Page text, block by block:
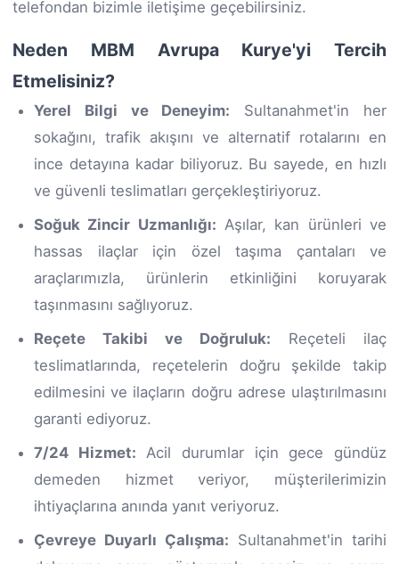
telefondan bizimle iletişime geçebilirsiniz.
Neden MBM Avrupa Kurye'yi Tercih
Etmelisiniz?
Yerel Bilgi ve Deneyim: Sultanahmet'in her
sokağını, trafik akışını ve alternatif rotalarını en
ince detayına kadar biliyoruz. Bu sayede, en hızlı
ve güvenli teslimatları gerçekleştiriyoruz.
Soğuk Zincir Uzmanlığı: Aşılar, kan ürünleri ve
hassas ilaçlar için özel taşıma çantaları ve
araçlarımızla, ürünlerin etkinliğini koruyarak
taşınmasını sağlıyoruz.
Reçete Takibi ve Doğruluk: Reçeteli ilaç
teslimatlarında, reçetelerin doğru şekilde takip
edilmesini ve ilaçların doğru adrese ulaştırılmasını
garanti ediyoruz.
7/24 Hizmet: Acil durumlar için gece gündüz
demeden hizmet veriyor, müşterilerimizin
ihtiyaçlarına anında yanıt veriyoruz.
Çevreye Duyarlı Çalışma: Sultanahmet'in tarihi